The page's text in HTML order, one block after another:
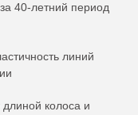
40-летний период
линий
колоса и